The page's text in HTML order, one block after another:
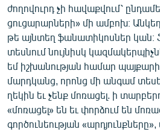
ժողովուրդ չի հավաքվում՝
ցուցարարների» մի ամբոխ։
թե այնտեղ ֆանատիկոսներ կան։
տեսնում նույնիսկ
եմ իշխանության համար պայքարի
մարդկանց, որոնց մի անգամ
ղեկին եւ չենք մոռացել. ի
«մոռացել» են եւ փորձում են
գործունեության